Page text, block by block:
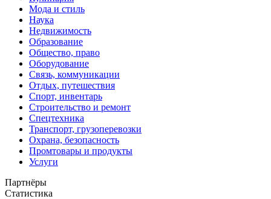
Мода и стиль
Наука
Недвижимость
Образование
Общество, право
Оборудование
Связь, коммуникации
Отдых, путешествия
Спорт, инвентарь
Строительство и ремонт
Спецтехника
Транспорт, грузоперевозки
Охрана, безопасность
Промтовары и продукты
Услуги
Партнёры
Статистика